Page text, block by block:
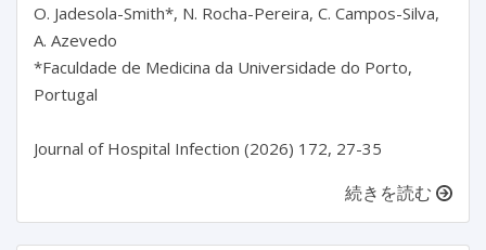
O. Jadesola-Smith*, N. Rocha-Pereira, C. Campos-Silva,
A. Azevedo
*Faculdade de Medicina da Universidade do Porto,
Portugal
続きを読む